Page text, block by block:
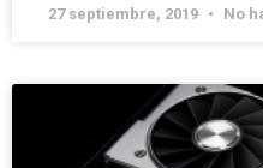
27 septiembre, 2019 No